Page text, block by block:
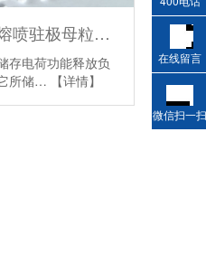
口罩专用聚丙烯熔喷驻极母粒ZJ881
存电荷功能释放负
所储…
【详情】
在线留言
微信扫一扫